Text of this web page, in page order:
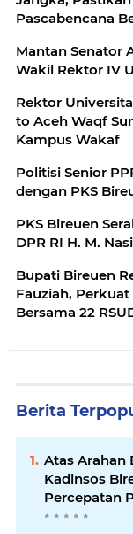
Pascabencana
Mantan Senator
Wakil Rektor IV
Rektor
to Aceh Waqf
Kampus Wakaf
Politisi Senior
dengan PKS
PKS Bireuen
DPR RI H. M.
Bupati Bireuen
Fauziah,
Bersama 22
Berita
Atas Arahan
Kadinsos
Percepatan
Intens